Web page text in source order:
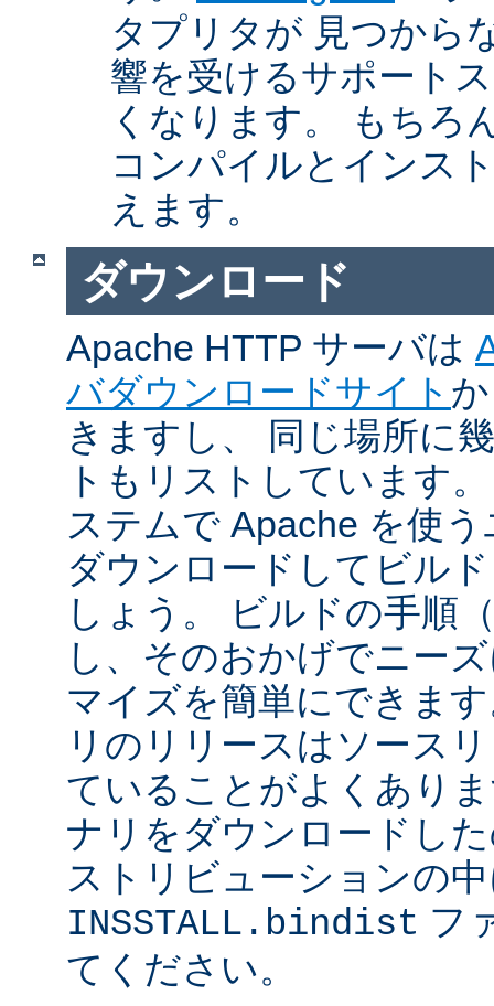
タプリタが 見つから
響を受けるサポート
くなります。 もちろ
コンパイルとインス
えます。
ダウンロード
Apache HTTP サーバは
バダウンロードサイト
きますし、 同じ場所に
トもリストしています
ステムで Apache を使
ダウンロードしてビル
しょう。 ビルドの手順
し、そのおかげでニー
マイズを簡単にできま
リのリリースはソース
ていることがよくあり
ナリをダウンロードし
ストリビューションの
INSSTALL.bindist フ
てください。